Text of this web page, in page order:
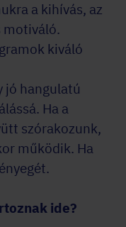
a kihívás, az
motiváló.
kiváló
jó hangulatú
Ha a
szórakozunk,
működik. Ha
ide?